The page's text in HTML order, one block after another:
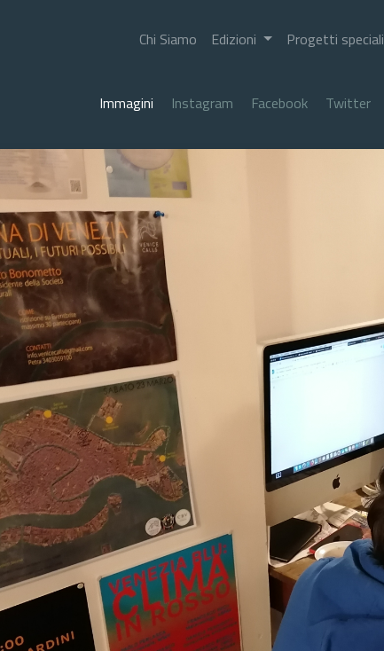
Chi Siamo Edizioni Progetti speciali
Immagini Instagram Facebook Twitter